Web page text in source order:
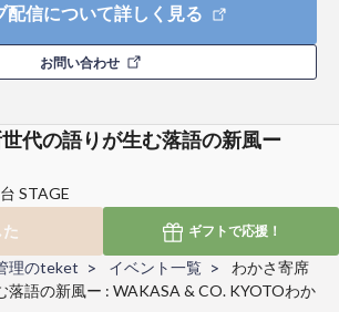
配信について詳しく見る
お問い合わせ
代の語りが生む落語の新風ー
STAGE
ギフトで応援！
理のteket イベント一覧
わかさ寄席
落語の新風ー : WAKASA & CO. KYOTOわか